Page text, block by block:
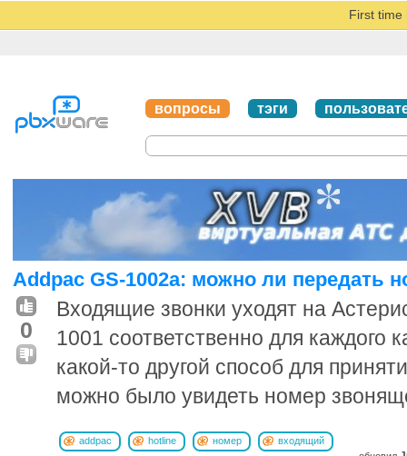
First time
вопросы тэги
Addpac GS-1002a: можно ли передать
0
Входящие звонки уходят на
1001 соответственно для каждого
какой-то другой способ для
можно было увидеть номер
addpac hotline номер
входящий